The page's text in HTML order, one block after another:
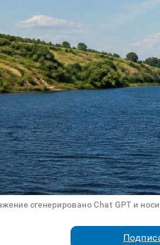
сгенерировано Chat GPT и